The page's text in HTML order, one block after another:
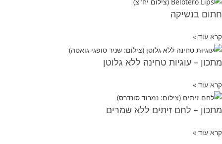
חתום בנשיקה
קרא עוד »
מתכון – עוגיות טחינה ללא גלוטן
קרא עוד »
מתכון – לחם זיתים ללא שמרים
קרא עוד »